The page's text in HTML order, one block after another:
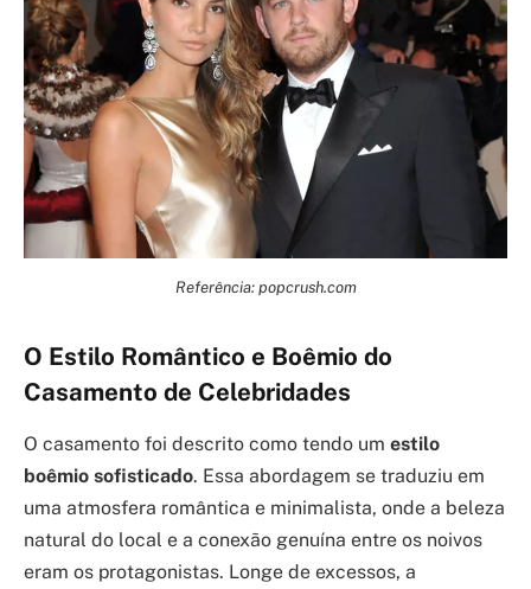
Referência: popcrush.com
O Estilo Romântico e Boêmio do
Casamento de Celebridades
O casamento foi descrito como tendo um estilo
boêmio sofisticado. Essa abordagem se traduziu em
uma atmosfera romântica e minimalista, onde a beleza
natural do local e a conexão genuína entre os noivos
eram os protagonistas. Longe de excessos, a